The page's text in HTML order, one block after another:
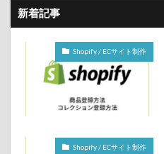
新着記事
Shopify / ECサイト制作
Shopify / ECサイト制作